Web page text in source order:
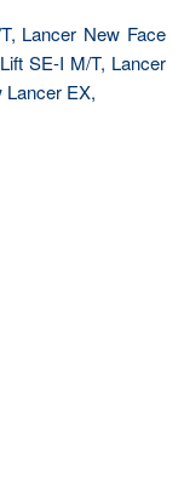
Lancer New Face
SE-I M/T, Lancer
Lancer EX,